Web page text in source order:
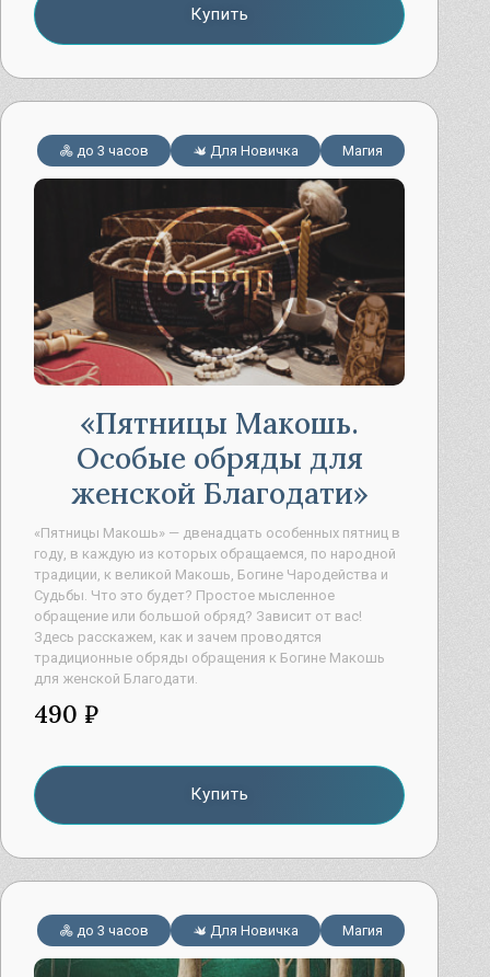
Купить
до 3 часов Для Новичка Магия
Пятницы Макошь.
Особые обряды для
женской Благодати
«Пятницы Макошь» — двенадцать особенных пятниц в
году, в каждую из которых обращаемся, по народной
традиции, к великой Макошь, Богине Чародейства и
Судьбы. Что это будет? Простое мысленное
обращение или большой обряд? Зависит от вас!
Здесь расскажем, как и зачем проводятся
традиционные обряды обращения к Богине Макошь
для женской Благодати.
490 ₽
Купить
до 3 часов Для Новичка Магия